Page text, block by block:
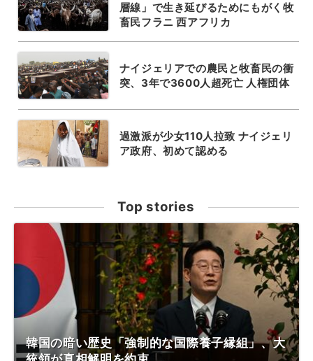
層線」で生き延びるためにもがく牧
畜民フラニ 西アフリカ
ナイジェリアでの農民と牧畜民の衝
突、3年で3600人超死亡 人権団体
過激派が少女110人拉致 ナイジェリ
ア政府、初めて認める
Top stories
韓国の暗い歴史「強制的な国際養子縁組」、大